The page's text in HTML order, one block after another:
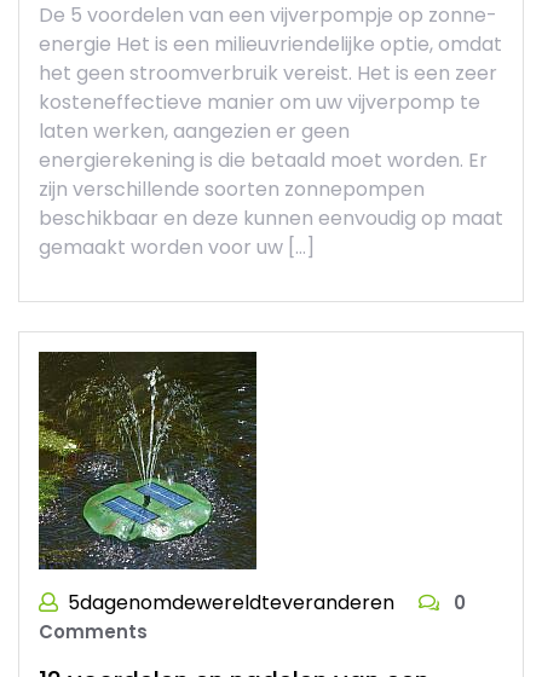
De 5 voordelen van een vijverpompje op zonne-
energie Het is een milieuvriendelijke optie, omdat
het geen stroomverbruik vereist. Het is een zeer
kosteneffectieve manier om uw vijverpomp te
laten werken, aangezien er geen
energierekening is die betaald moet worden. Er
zijn verschillende soorten zonnepompen
beschikbaar en deze kunnen eenvoudig op maat
gemaakt worden voor uw […]
5dagenomdewereldteveranderen
0
Comments